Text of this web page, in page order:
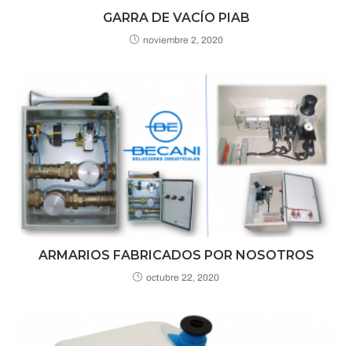
GARRA DE VACÍO PIAB
noviembre 2, 2020
ARMARIOS FABRICADOS POR NOSOTROS
octubre 22, 2020